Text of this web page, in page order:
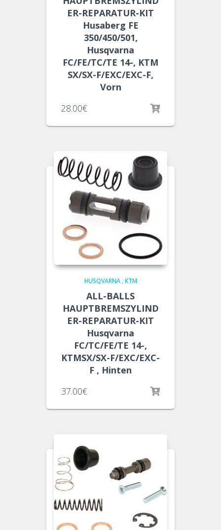
ER-REPARATUR-KIT
Husaberg FE
350/450/501,
Husqvarna
FC/FE/TC/TE 14-, KTM
SX/SX-F/EXC/EXC-F,
Vorn
28.00€
HUSQVARNA, KTM
ALL-BALLS
HAUPTBREMSZYLIND
ER-REPARATUR-KIT
Husqvarna
FC/TC/FE/TE 14-,
KTMSX/SX-F/EXC/EXC-
F , Hinten
37.00€